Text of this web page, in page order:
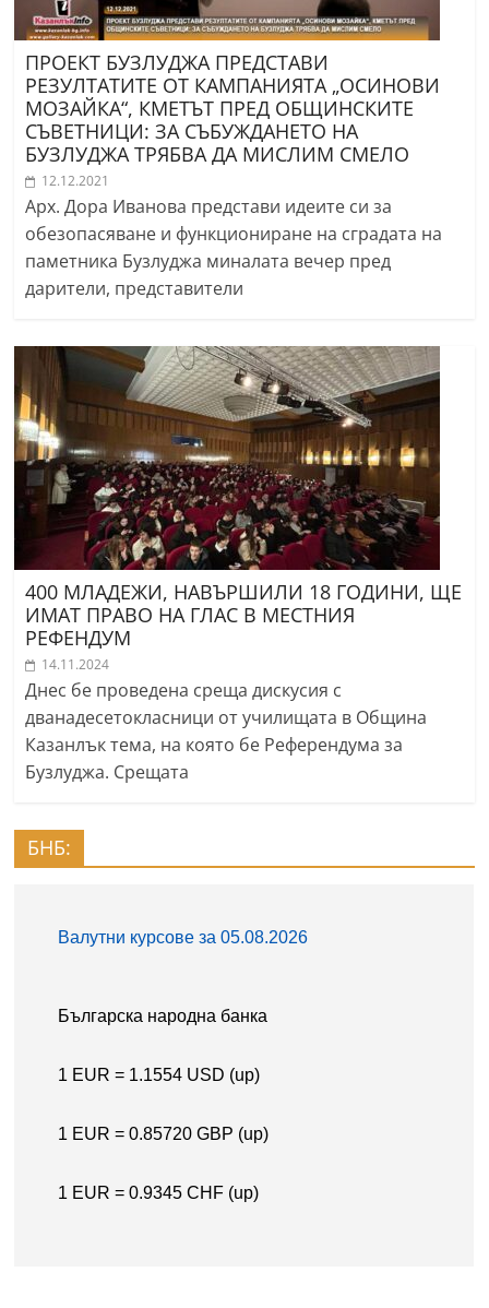
ПРОЕКТ БУЗЛУДЖА ПРЕДСТАВИ
РЕЗУЛТАТИТЕ ОТ КАМПАНИЯТА „ОСИНОВИ
МОЗАЙКА“, КМЕТЪТ ПРЕД ОБЩИНСКИТЕ
СЪВЕТНИЦИ: ЗА СЪБУЖДАНЕТО НА
БУЗЛУДЖА ТРЯБВА ДА МИСЛИМ СМЕЛО
12.12.2021
Арх. Дора Иванова представи идеите си за
обезопасяване и функциониране на сградата на
паметника Бузлуджа миналата вечер пред
дарители, представители
400 МЛАДЕЖИ, НАВЪРШИЛИ 18 ГОДИНИ, ЩЕ
ИМАТ ПРАВО НА ГЛАС В МЕСТНИЯ
РЕФЕНДУМ
14.11.2024
Днес бе проведена среща дискусия с
дванадесетокласници от училищата в Община
Казанлък тема, на която бе Референдума за
Бузлуджа. Срещата
БНБ: